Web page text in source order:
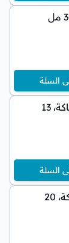
السلة
ديا ماستر الذهبي ورنيش سماكة، 13
السلة
ديا ماستر الأزرق ورنيش سماكة، 20